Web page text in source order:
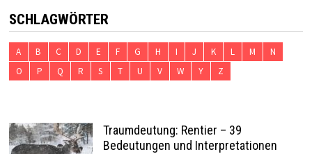
SCHLAGWÖRTER
A B C D E F G H I J K L M
N
O
P Q R S T U V W Y Z
Traumdeutung: Rentier – 39
Bedeutungen und Interpretationen